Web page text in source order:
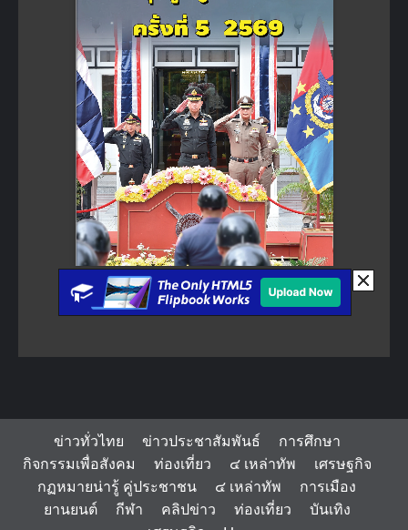
ข่าวทั่วไทย ข่าวประชาสัมพันธ์
การศึกษา
กิจกรรมเพื่อสังคม
ท่องเที่ยว ๔ เหล่าทัพ
เศรษฐกิจ
กฏหมายน่ารู้ คู่ประชาชน
๔ เหล่าทัพ
การเมือง
ยานยนต์
กีฬา คลิปข่าว ท่องเที่ยว
บันเทิง